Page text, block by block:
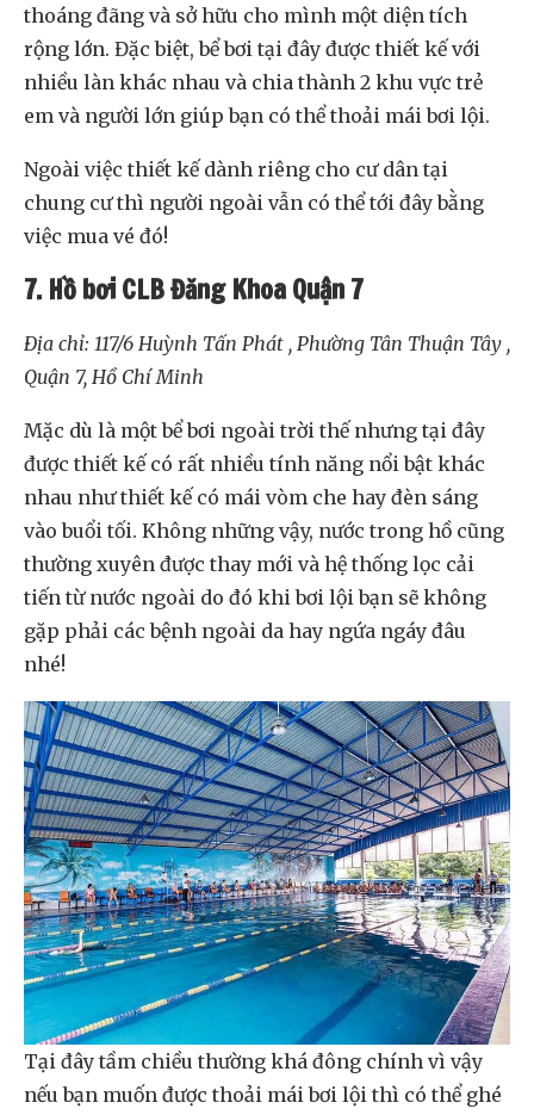
thoáng đãng và sở hữu cho mình một diện tích
rộng lớn. Đặc biệt, bể bơi tại đây được thiết kế với
nhiều làn khác nhau và chia thành 2 khu vực trẻ
em và người lớn giúp bạn có thể thoải mái bơi lội.
Ngoài việc thiết kế dành riêng cho cư dân tại
chung cư thì người ngoài vẫn có thể tới đây bằng
việc mua vé đó!
7. Hồ bơi CLB Đăng Khoa Quận 7
Địa chỉ: 117/6 Huỳnh Tấn Phát , Phường Tân Thuận Tây ,
Quận 7, Hồ Chí Minh
Mặc dù là một bể bơi ngoài trời thế nhưng tại đây
được thiết kế có rất nhiều tính năng nổi bật khác
nhau như thiết kế có mái vòm che hay đèn sáng
vào buổi tối. Không những vậy, nước trong hồ cũng
thường xuyên được thay mới và hệ thống lọc cải
tiến từ nước ngoài do đó khi bơi lội bạn sẽ không
gặp phải các bệnh ngoài da hay ngứa ngáy đâu
nhé!
Tại đây tầm chiều thường khá đông chính vì vậy
nếu bạn muốn được thoải mái bơi lội thì có thể ghé